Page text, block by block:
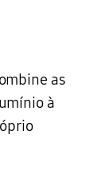
as
à